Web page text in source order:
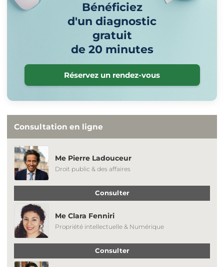
Bénéficiez
d'un diagnostic
gratuit
de 20 minutes
Réservez un rendez-vous
Consultation en ligne
Me Pierre Ladouceur
Droit public & des affaires
Consulter
Me Clara Fenniri
Propriété intellectuelle & Numérique
Consulter